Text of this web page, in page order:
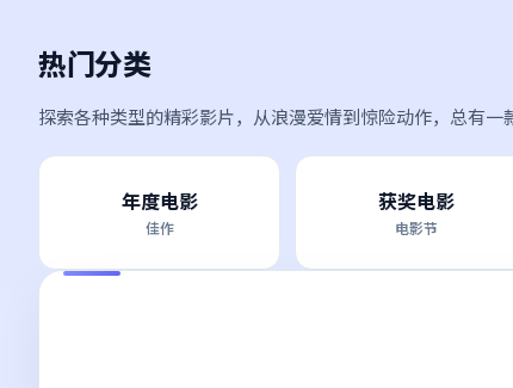
热门分类
探索各种类型的精彩影片，从浪漫爱情到惊险动作，总有一
年度电影
佳作
获奖电影
电影节